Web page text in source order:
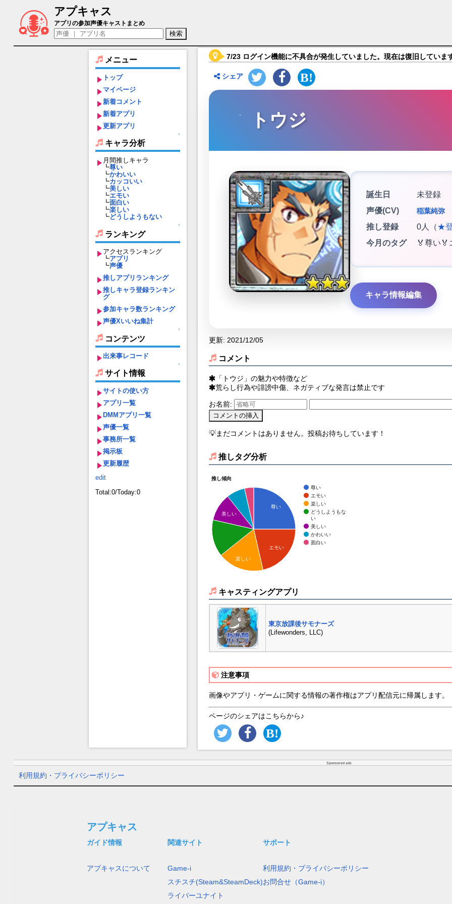
アプキャス
トウジ（声優：稲葉純弥)【東京放課後サモナーズ】キャラ紹介
アプリの参加声優キャストまとめ
メニュー
トップ
マイページ
新着コメント
新着アプリ
更新アプリ
↑
キャラ分析
月間推しキャラ
┗尊い
┗かわいい
┗カッコいい
┗美しい
┗エモい
┗面白い
┗楽しい
┗どうしようもない
↑
ランキング
アクセスランキング
┗アプリ
┗声優
推しアプリランキング
推しキャラ登録ランキン
グ
参加キャラ数ランキング
声優Xいいね集計
↑
コンテンツ
出来事レコード
↑
サイト情報
サイトの使い方
アプリ一覧
DMMアプリ一覧
声優一覧
事務所一覧
掲示板
更新履歴
edit
Total:0/Today:0
7/23 ログイン機能に不具合が発生していました。現在は復旧していま
シェア
トウジ
誕生日
未登録
声優(CV)
稲葉純弥
推し登録 0人（★
今月のタグ
🏅尊い🏅
キャラ情報編集
更新: 2021/12/05
コメント
「トウジ」の魅力や特徴など
荒らし行為や誹謗中傷、ネガティブな発言は禁止です
お名前:
💡まだコメントはありません。投稿お待ちしています！
推しタグ分析
推し傾向
尊い
エモい
楽しい
どうしようもな
い
美しい
かわいい
面白い
尊い
エモい
美しい
楽しい
キャスティングアプリ
東京放課後サモナーズ
(Lifewonders, LLC)
注意事項
画像やアプリ・ゲームに関する情報の著作権はアプリ配信元に帰属します。
ページのシェアはこちらから♪
Sponsored ads
利用規約・プライバシーポリシー
アプキャス
ガイド情報
アプキャスについて
関連サイト
Game-i
スチスチ(Steam&SteamDeck)
ライバーユナイト
サポート
利用規約・プライバシーポリシー
お問合せ（Game-i）